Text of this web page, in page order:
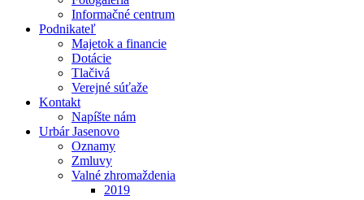
Informačné centrum
Podnikateľ
Majetok a financie
Dotácie
Tlačivá
Verejné súťaže
Kontakt
Napíšte nám
Urbár Jasenovo
Oznamy
Zmluvy
Valné zhromaždenia
2019